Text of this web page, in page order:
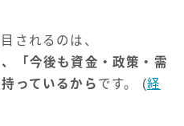
されるのは、
「今後も資金・政策・需
っているから です。 (経